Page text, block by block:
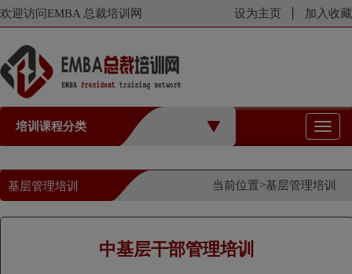
欢迎访问EMBA 总裁培训网 设为主页 加入收藏
培训课程分类
切
换
航
基层管理培训 当前位置>基层管理培训
中基层干部管理培训